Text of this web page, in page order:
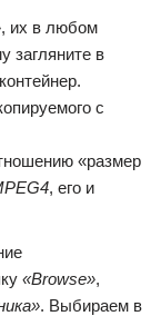
их в любом
загляните в
«размер
, его и
«Browse»,
. Выбираем в